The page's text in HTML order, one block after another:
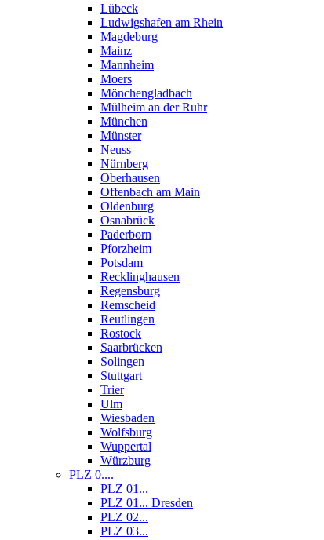
Lübeck
Ludwigshafen am Rhein
Magdeburg
Mainz
Mannheim
Moers
Mönchengladbach
Mülheim an der Ruhr
München
Münster
Neuss
Nürnberg
Oberhausen
Offenbach am Main
Oldenburg
Osnabrück
Paderborn
Pforzheim
Potsdam
Recklinghausen
Regensburg
Remscheid
Reutlingen
Rostock
Saarbrücken
Solingen
Stuttgart
Trier
Ulm
Wiesbaden
Wolfsburg
Wuppertal
Würzburg
PLZ 0....
PLZ 01...
PLZ 01... Dresden
PLZ 02...
PLZ 03...